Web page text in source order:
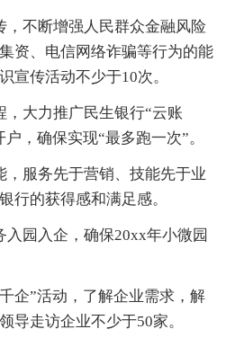
，不断增强人民群众金融风险
资、电信网络诈骗等行为的能
宣传活动不少于10次。
，大力推广民生银行“云账
，确保实现“最多跑一次”。
，服务先于营销、技能先于业
行的获得感和满足感。
入园入企，确保20xx年小微园
企”活动，了解企业需求，解
导走访企业不少于50家。